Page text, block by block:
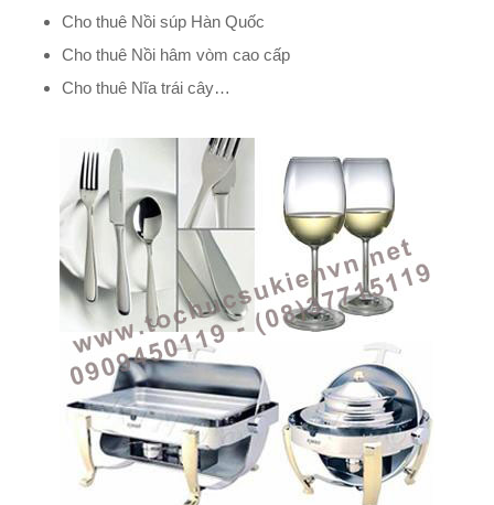
Cho thuê Nồi súp Hàn Quốc
Cho thuê Nồi hâm vòm cao cấp
Cho thuê Nĩa trái cây…